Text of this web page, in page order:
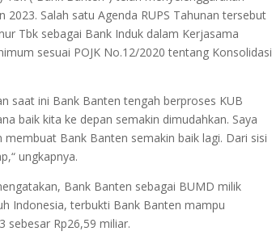
Salah satu Agenda RUPS Tahunan tersebut
Tbk sebagai Bank Induk dalam Kerjasama
sesuai POJK No.12/2020 tentang Konsolidasi
saat ini Bank Banten tengah berproses KUB
baik kita ke depan semakin dimudahkan. Saya
Bank Banten semakin baik lagi. Dari sisi
ungkapnya.
Bank Banten sebagai BUMD milik
Indonesia, terbukti Bank Banten mampu
sebesar Rp26,59 miliar.